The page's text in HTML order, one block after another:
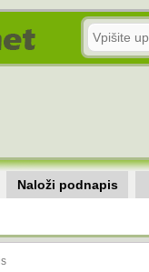
Naloži podnapis